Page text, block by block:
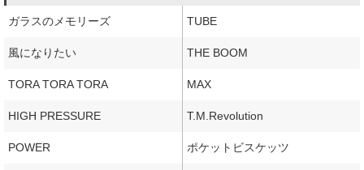
ガラスのメモリーズ TUBE
風になりたい THE BOOM
TORA TORA TORA MAX
HIGH PRESSURE T.M.Revolution
POWER ポケットビスケッツ